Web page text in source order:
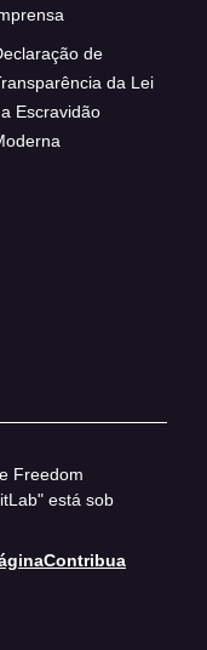
de
da Lei
Escravidão
Freedom
está sob
Contribua